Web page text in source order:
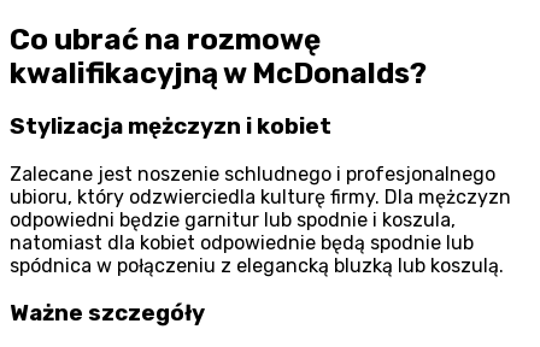
Co ubrać na rozmowę
kwalifikacyjną w McDonalds?
Stylizacja mężczyzn i kobiet
Zalecane jest noszenie schludnego i profesjonalnego
ubioru, który odzwierciedla kulturę firmy. Dla mężczyzn
odpowiedni będzie garnitur lub spodnie i koszula,
natomiast dla kobiet odpowiednie będą spodnie lub
spódnica w połączeniu z elegancką bluzką lub koszulą.
Ważne szczegóły